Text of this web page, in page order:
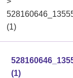
(1)
(1)